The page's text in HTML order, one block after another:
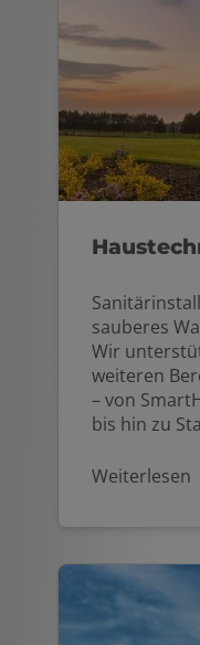
sauberes
Wir
weiteren
– von
bis hin zu
Weiterlesen